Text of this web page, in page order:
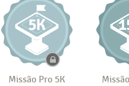
Missão Pro 5K